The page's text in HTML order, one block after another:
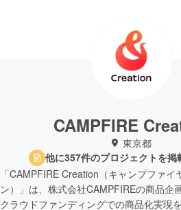
CAMPFIRE
東京都
他に357件のプロジェクトを掲
「CAMPFIRE Creation（キャンプファイ
ン）」は、株式会社CAMPFIREの商品企
クラウドファンディングでの商品化実現